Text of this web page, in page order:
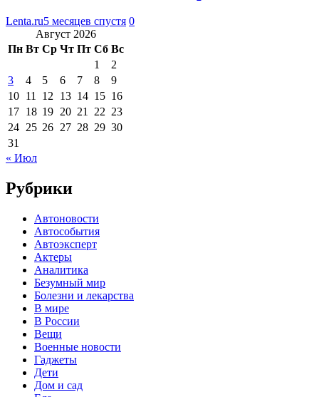
Lenta.ru5 месяцев спустя 0
Август 2026
Пн Вт Ср Чт Пт Сб Вс
1
2
3
4 5 6 7 8
9
10 11 12 13 14 15 16
17 18 19 20 21 22 23
24 25 26 27 28 29 30
31
« Июл
Рубрики
Автоновости
Автособытия
Автоэксперт
Актеры
Аналитика
Безумный мир
Болезни и лекарства
В мире
В России
Вещи
Военные новости
Гаджеты
Дети
Дом и сад